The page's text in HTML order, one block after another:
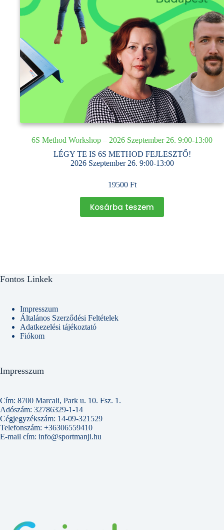
6S Method Workshop – 2026 Szeptember 26. 9:00-13:00
LÉGY TE IS 6S METHOD FEJLESZTŐ!
2026 Szeptember 26. 9:00-13:00
19500 Ft
Kosárba teszem
Fontos Linkek
Impresszum
Általános Szerződési Feltételek
Adatkezelési tájékoztató
Fiókom
Impresszum
Cím: 8700 Marcali, Park u. 10. Fsz. 1.
Adószám: 32786329-1-14
Cégjegyzékszám: 14-09-321529
Telefonszám: +36306559410
E-mail cím: info@sportmanji.hu